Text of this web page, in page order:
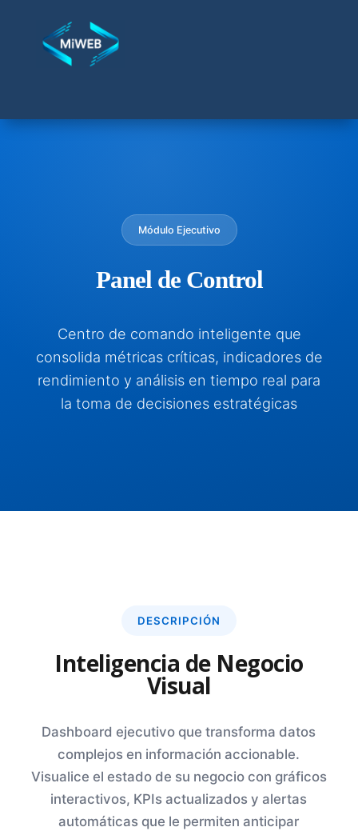
Módulo Ejecutivo
Panel de Control
Centro de comando inteligente que
consolida métricas críticas, indicadores de
rendimiento y análisis en tiempo real para
la toma de decisiones estratégicas
DESCRIPCIÓN
Inteligencia de Negocio
Visual
Dashboard ejecutivo que transforma datos
complejos en información accionable.
Visualice el estado de su negocio con gráficos
interactivos, KPIs actualizados y alertas
automáticas que le permiten anticipar